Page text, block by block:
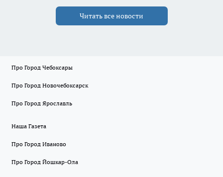
Читать все новости
Про Город Чебоксары
Про Город Новочебоксарск
Про Город Ярославль
Наша Газета
Про Город Иваново
Про Город Йошкар-Ола